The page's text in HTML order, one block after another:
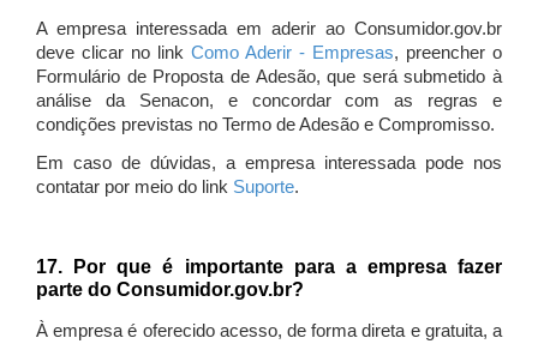
A empresa interessada em aderir ao Consumidor.gov.br
deve clicar no link Como Aderir - Empresas, preencher o
Formulário de Proposta de Adesão, que será submetido à
análise da Senacon, e concordar com as regras e
condições previstas no Termo de Adesão e Compromisso.
Em caso de dúvidas, a empresa interessada pode nos
contatar por meio do link Suporte.
17. Por que é importante para a empresa fazer
parte do Consumidor.gov.br?
À empresa é oferecido acesso, de forma direta e gratuita, a